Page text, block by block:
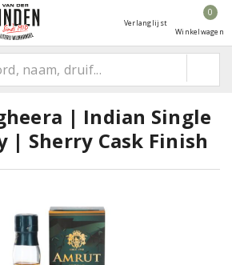
Verlanglijst
0
Winkelwagen
| Indian Single
| Sherry Cask Finish